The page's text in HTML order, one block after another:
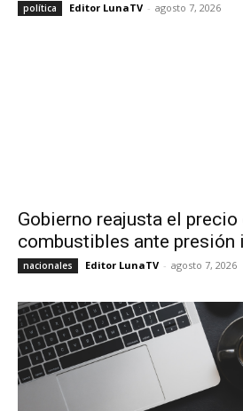
política Editor LunaTV - agosto 7, 2026
Gobierno reajusta el precio
combustibles ante presión
nacionales Editor LunaTV - agosto 7, 2026